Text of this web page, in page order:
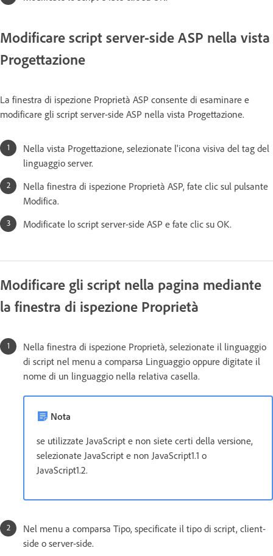
Modificare script server-side ASP nella vista
Progettazione
La finestra di ispezione Proprietà ASP consente di esaminare e
modificare gli script server-side ASP nella vista Progettazione.
Nella vista Progettazione, selezionate l'icona visiva del tag del
linguaggio server.
Nella finestra di ispezione Proprietà ASP, fate clic sul pulsante
Modifica.
Modificate lo script server-side ASP e fate clic su OK.
Modificare gli script nella pagina mediante
la finestra di ispezione Proprietà
Nella finestra di ispezione Proprietà, selezionate il linguaggio
di script nel menu a comparsa Linguaggio oppure digitate il
nome di un linguaggio nella relativa casella.
Nota
se utilizzate JavaScript e non siete certi della versione,
selezionate JavaScript e non JavaScript1.1 o
JavaScript1.2.
Nel menu a comparsa Tipo, specificate il tipo di script, client-
side o server-side.